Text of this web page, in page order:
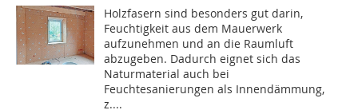
Holzfasern sind besonders gut darin,
Feuchtigkeit aus dem Mauerwerk
aufzunehmen und an die Raumluft
abzugeben. Dadurch eignet sich das
Naturmaterial auch bei
Feuchtesanierungen als Innendämmung,
z....